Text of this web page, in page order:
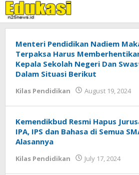
Skip
to
content
Edukasi
Menteri Pendidikan Nadiem
Terpaksa Harus
Kepala Sekolah Negeri Dan
Dalam Situasi Berikut
Kilas Pendidikan August 19, 2024
Kemendikbud Resmi Hapus
IPA, IPS dan Bahasa di Semua
Alasannya
Kilas Pendidikan July 17, 2024